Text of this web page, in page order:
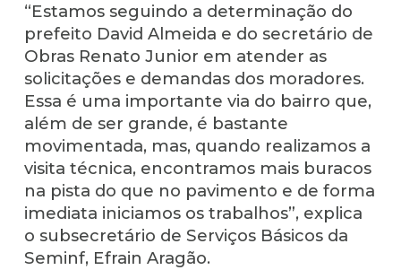
“Estamos seguindo a determinação do
prefeito David Almeida e do secretário de
Obras Renato Junior em atender as
solicitações e demandas dos moradores.
Essa é uma importante via do bairro que,
além de ser grande, é bastante
movimentada, mas, quando realizamos a
visita técnica, encontramos mais buracos
na pista do que no pavimento e de forma
imediata iniciamos os trabalhos”, explica
o subsecretário de Serviços Básicos da
Seminf, Efrain Aragão.